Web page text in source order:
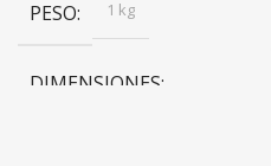
PESO 1 kg
DIMENSIONES